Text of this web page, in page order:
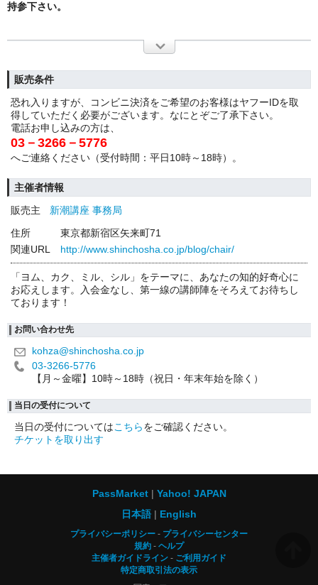
持参下さい。
販売条件
恐れ入りますが、コンビニ決済をご希望のお客様はヤフーIDを取
得していただく必要がございます。なにとぞご了承下さい。
電話お申し込みの方は、
03－3266－5776
へご連絡ください（受付時間：平日10時～18時）。
主催者情報
販売主
新潮講座 事務局
住所
東京都新宿区矢来町71
関連URL
http://www.shinchosha.co.jp/blog/chair/
「ヨム、カク、ミル、シル」をテーマに、あなたの知的好奇心に
お応えします。入会金なし、第一線の講師陣をそろえてお待ちし
ております！
お問い合わせ先
kohza@shinchosha.co.jp
03-3266-5776
【月～金曜】10時～18時（祝日・年末年始を除く）
当日の受付について
当日の受付についてはこちらをご確認ください。
チケットを取り出す
PassMarket
Yahoo! JAPAN
日本語
English
プライバシーポリシー
プライバシーセンター
規約
ヘルプ
主催者ガイドライン
ご利用ガイド
特定商取引法の表示